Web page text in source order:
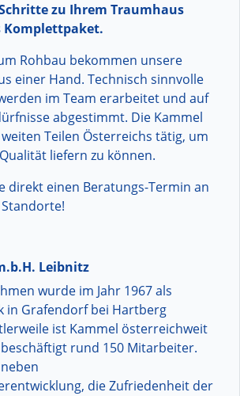
zu Ihrem Traumhaus
Komplettpaket.
Rohbau bekommen unsere
einer Hand. Technisch sinnvolle
im Team erarbeitet und auf
abgestimmt. Die Kammel
Teilen Österreichs tätig, um
liefern zu können.
direkt einen Beratungs-Termin an
Leibnitz
wurde im Jahr 1967 als
in Grafendorf bei Hartberg
ist Kammel österreichweit
rund 150 Mitarbeiter.
die Zufriedenheit der